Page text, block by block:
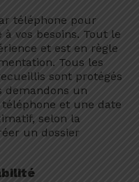
téléphone pour
vos besoins. Tout le
et est en règle
Tous les
sont protégés
demandons un
et une date
selon la
un dossier